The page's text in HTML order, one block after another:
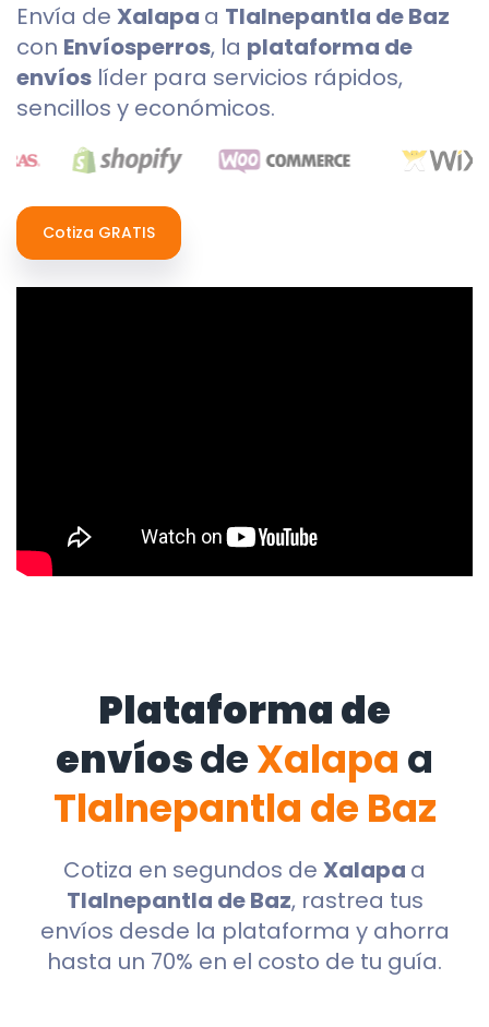
Envía de Xalapa a Tlalnepantla de Baz
con Envíosperros, la plataforma de
envíos líder para servicios rápidos,
sencillos y económicos.
Cotiza GRATIS
Plataforma de
envíosdeXalapa a
Tlalnepantla de Baz
Cotiza en segundos de Xalapa a
Tlalnepantla de Baz, rastrea tus
envíos desde la plataforma y ahorra
hasta un 70% en el costo de tu guía.